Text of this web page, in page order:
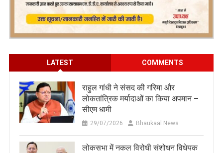
LATEST COMMENTS
राहुल गांधी ने संसद की गरिमा और
लोकतांत्रिक मर्यादाओं का किया अपमान –
सीएम धामी
29/07/2026 Bhaukaal News
लोकसभा में नकल विरोधी संशोधन विधेयक